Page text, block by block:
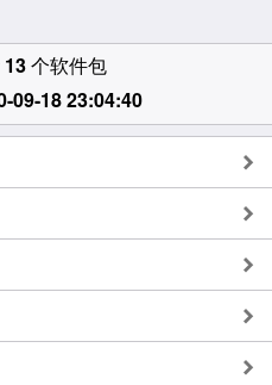
13个软件包
09-18 23:04:40